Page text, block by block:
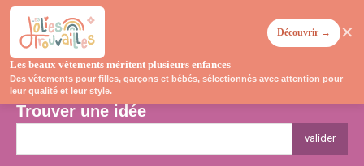
Trouver une idée
valider
Les beaux vêtements méritent plusieurs enfances
Des vêtements pour filles, garçons et bébés, sélectionnés avec attention pour
leur qualité et leur style.
Découvrir → ✕